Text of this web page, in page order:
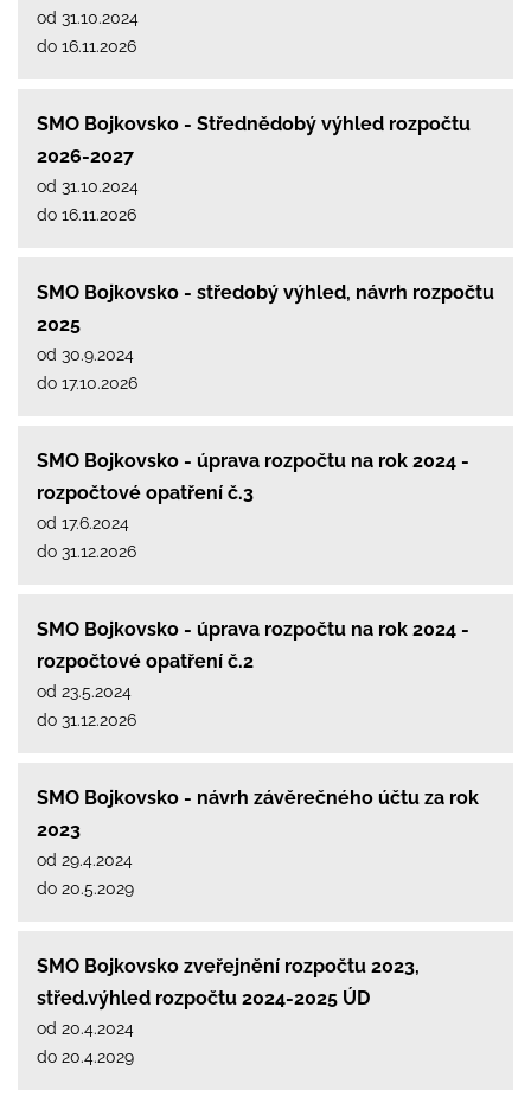
od 31.10.2024
do 16.11.2026
SMO Bojkovsko - Střednědobý výhled rozpočtu
2026-2027
od 31.10.2024
do 16.11.2026
SMO Bojkovsko - středobý výhled, návrh rozpočtu
2025
od 30.9.2024
do 17.10.2026
SMO Bojkovsko - úprava rozpočtu na rok 2024 -
rozpočtové opatření č.3
od 17.6.2024
do 31.12.2026
SMO Bojkovsko - úprava rozpočtu na rok 2024 -
rozpočtové opatření č.2
od 23.5.2024
do 31.12.2026
SMO Bojkovsko - návrh závěrečného účtu za rok
2023
od 29.4.2024
do 20.5.2029
SMO Bojkovsko zveřejnění rozpočtu 2023,
střed.výhled rozpočtu 2024-2025 ÚD
od 20.4.2024
do 20.4.2029